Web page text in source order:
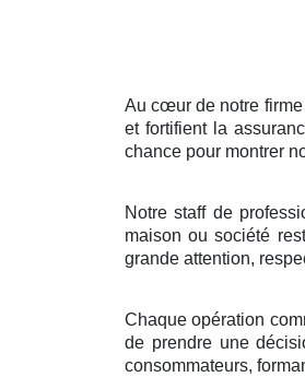
Au cœur de notre
et fortifient la
chance pour montrer
Notre staff de
maison ou société
grande attention,
Chaque opération
de prendre une
consommateurs,